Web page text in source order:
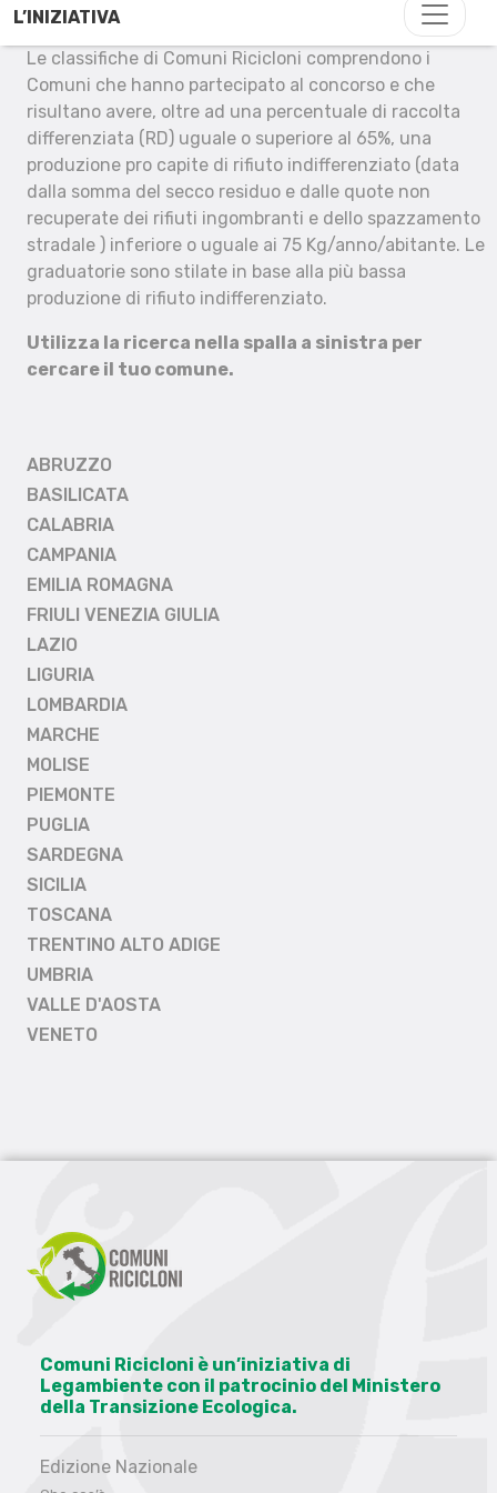
L’INIZIATIVA
Le classifiche di Comuni Ricicloni comprendono i
Comuni che hanno partecipato al concorso e che
risultano avere, oltre ad una percentuale di raccolta
differenziata (RD) uguale o superiore al 65%, una
produzione pro capite di rifiuto indifferenziato (data
dalla somma del secco residuo e dalle quote non
recuperate dei rifiuti ingombranti e dello spazzamento
stradale ) inferiore o uguale ai 75 Kg/anno/abitante. Le
graduatorie sono stilate in base alla più bassa
produzione di rifiuto indifferenziato.
Utilizza la ricerca nella spalla a sinistra per
cercare il tuo comune.
ABRUZZO
BASILICATA
CALABRIA
CAMPANIA
EMILIA ROMAGNA
FRIULI VENEZIA GIULIA
LAZIO
LIGURIA
LOMBARDIA
MARCHE
MOLISE
PIEMONTE
PUGLIA
SARDEGNA
SICILIA
TOSCANA
TRENTINO ALTO ADIGE
UMBRIA
VALLE D'AOSTA
VENETO
Comuni Ricicloni è un’iniziativa di
Legambiente con il patrocinio del Ministero
della Transizione Ecologica.
Edizione Nazionale